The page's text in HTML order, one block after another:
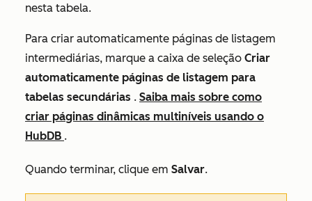
nesta tabela.
Para criar automaticamente páginas de listagem
intermediárias, marque a caixa de seleção Criar
automaticamente páginas de listagem para
tabelas secundárias . Saiba mais sobre como
criar páginas dinâmicas multiníveis usando o
HubDB .
Quando terminar, clique em Salvar.